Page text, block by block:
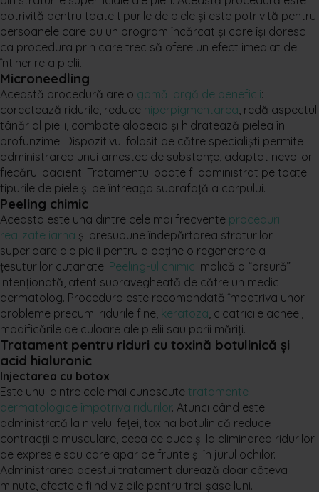
potrivită pentru toate tipurile de piele și este potrivită pentru
persoanele care au un program încărcat și care își doresc
ca procedura prin care trec să ofere un efect imediat de
întinerire a pielii.
Microneedling
Această procedură are o gamă largă de beneficii:
corectează ridurile, reduce hiperpigmentarea, redă aspectul
tânăr al pielii, combate alopecia și hidratează pielea în
profunzime. Dispozitivul folosit de către specialiști permite
administrarea unui amestec de substanțe, adaptat nevoilor
fiecărui pacient. Tratamentul poate fi administrat pe toate
tipurile de piele și pe întreaga suprafață a corpului.
Peeling chimic
Aceasta este una dintre cele mai frecvente proceduri
realizate iarna și presupune îndepărtarea straturilor
superioare ale pielii pentru a obține o regenerare a
țesuturilor cutanate. Peeling-ul chimic implică o “arsură”
intenționată, atent supravegheată de către un medic
dermatolog. Procedura este recomandată împotriva unor
probleme precum: ridurile fine, keratoza, cicatricile acneei,
modificările de culoare ale pielii sau porii măriți.
Tratament pentru riduri cu toxină botulinică și
acid hialuronic
Injectarea cu botox
Este unul dintre cele mai cunoscute tratamente
dermatologice împotriva ridurilor. Atunci când este
administrată la nivelul feței, toxina botulinică reduce
contracțiile musculare, ceea ce duce și la eliminarea ridurilor
de expresie sau care apar pe frunte și în jurul ochilor.
Administrarea acestui tratament durează doar câteva
minute, efectele fiind vizibile pentru trei-șase luni.